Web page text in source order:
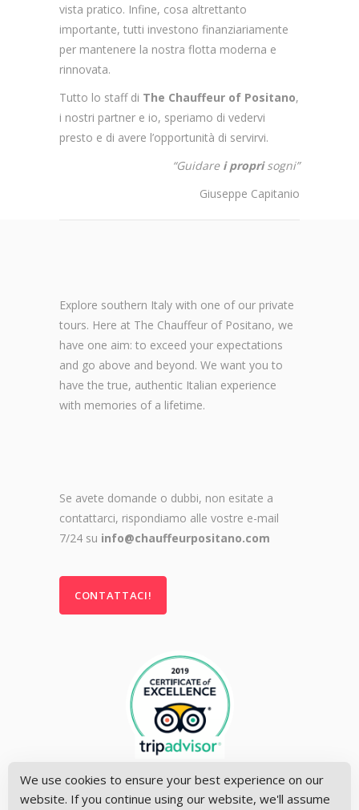
vista pratico. Infine, cosa altrettanto
importante, tutti investono finanziariamente
per mantenere la nostra flotta moderna e
rinnovata.
Tutto lo staff di The Chauffeur of Positano,
i nostri partner e io, speriamo di vedervi
presto e di avere l’opportunità di servirvi.
“Guidare i proprisogni”
Giuseppe Capitanio
Explore southern Italy with one of our private
tours. Here at The Chauffeur of Positano, we
have one aim: to exceed your expectations
and go above and beyond. We want you to
have the true, authentic Italian experience
with memories of a lifetime.
Se avete domande o dubbi, non esitate a
contattarci, rispondiamo alle vostre e-mail
7/24 su info@chauffeurpositano.com
CONTATTACI!
We use cookies to ensure your best experience on our
website. If you continue using our website, we'll assume